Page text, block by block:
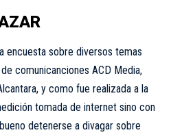
encuesta sobre diversos temas
comunicanciones ACD Media,
y como fue realizada a la
tomada de internet sino con
detenerse a divagar sobre